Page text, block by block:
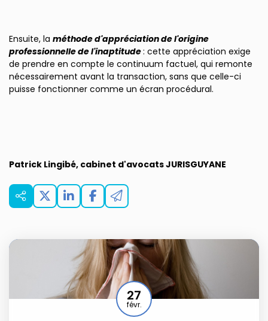
Ensuite, la méthode d'appréciation de l'origine
professionnelle de l'inaptitude: cette appréciation exige
de prendre en compte le continuum factuel, qui remonte
nécessairement avant la transaction, sans que celle-ci
puisse fonctionner comme un écran procédural.
Patrick Lingibé, cabinet d'avocats JURISGUYANE
27
févr.